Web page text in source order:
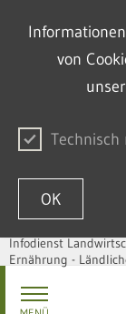
von
Technisch
OK
Skip to
Infodienst
Ernährung -